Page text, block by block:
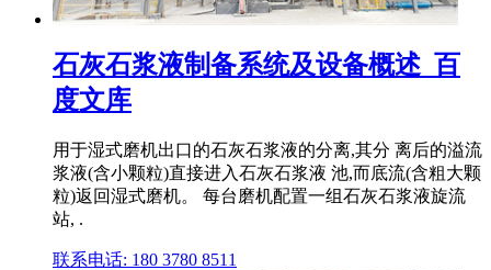
石灰石浆液制备系统及设备概述_百
度文库
用于湿式磨机出口的石灰石浆液的分离,其分 离后的溢流
浆液(含小颗粒)直接进入石灰石浆液 池,而底流(含粗大颗
粒)返回湿式磨机。 每台磨机配置一组石灰石浆液旋流
站, .
联系电话: 180 3780 8511